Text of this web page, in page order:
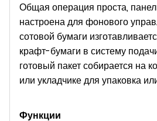
Общая операция проста,
настроена для фонового
сотовой бумаги
крафт-бумаги в систему
готовый пакет собирается на
или укладчике для упаковка
Функции